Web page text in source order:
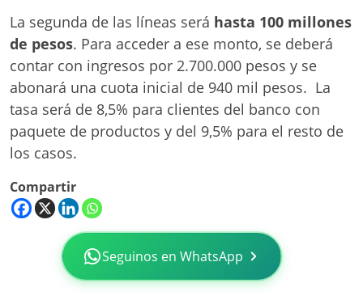
La segunda de las líneas será hasta 100 millones
de pesos. Para acceder a ese monto, se deberá
contar con ingresos por 2.700.000 pesos y se
abonará una cuota inicial de 940 mil pesos. La
tasa será de 8,5% para clientes del banco con
paquete de productos y del 9,5% para el resto de
los casos.
Compartir
Seguinos en WhatsApp